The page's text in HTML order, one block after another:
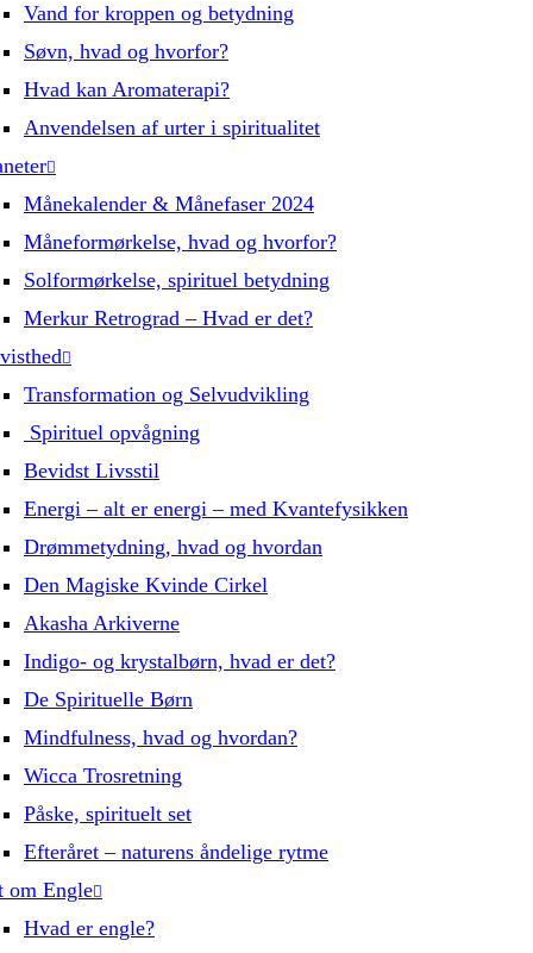
Vand for kroppen og betydning
Søvn, hvad og hvorfor?
Hvad kan Aromaterapi?
Anvendelsen af urter i spiritualitet
Månekalender & Månefaser 2024
Måneformørkelse, hvad og hvorfor?
Solformørkelse, spirituel betydning
Merkur Retrograd – Hvad er det?
Transformation og Selvudvikling
Spirituel opvågning
Bevidst Livsstil
Energi – alt er energi – med Kvantefysikken
Drømmetydning, hvad og hvordan
Den Magiske Kvinde Cirkel
Akasha Arkiverne
Indigo- og krystalbørn, hvad er det?
De Spirituelle Børn
Mindfulness, hvad og hvordan?
Wicca Trosretning
Påske, spirituelt set
Efteråret – naturens åndelige rytme
om Engle
Hvad er engle?